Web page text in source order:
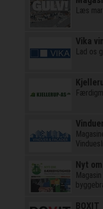
Læs
Vika
Lad os
Nyt
BOXIT